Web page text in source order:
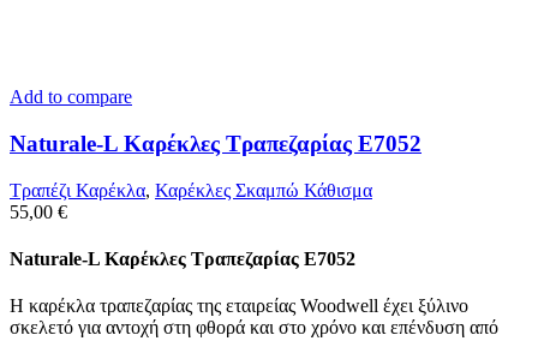
Add to compare
Naturale-L Καρέκλες Τραπεζαρίας E7052
Τραπέζι Καρέκλα, Καρέκλες Σκαμπώ Κάθισμα
55,00 €
Naturale-L Καρέκλες Τραπεζαρίας E7052
Η καρέκλα τραπεζαρίας της εταιρείας Woodwell έχει ξύλινο
σκελετό για αντοχή στη φθορά και στο χρόνο και επένδυση από